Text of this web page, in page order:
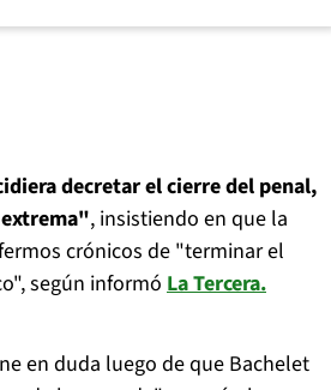
decretar el cierre del penal,
, insistiendo en que la
crónicos de "terminar el
según informó La Tercera.
en duda luego de que Bachelet